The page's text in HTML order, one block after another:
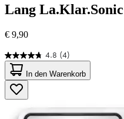
Lang
€ 9,90
4.8 (4)
4.8
von
5
Sternen.
4
Bewertungen
In den Warenkorb